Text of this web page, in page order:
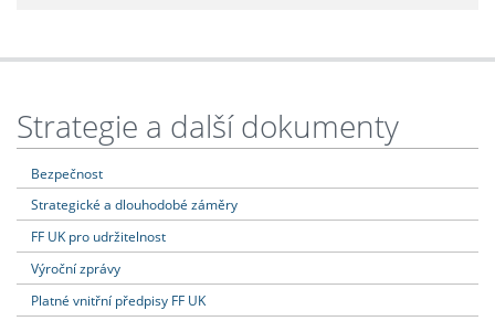
Strategie a další dokumenty
Bezpečnost
Strategické a dlouhodobé záměry
FF UK pro udržitelnost
Výroční zprávy
Platné vnitřní předpisy FF UK